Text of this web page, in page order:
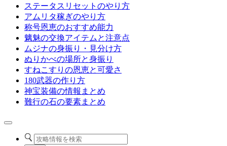
ステータスリセットのやり方
アムリタ稼ぎのやり方
称号恩恵のおすすめ能力
魑魅の交換アイテムと注意点
ムジナの身振り・見分け方
ぬりかべの場所と身振り
すねこすりの恩恵と可愛さ
180武器の作り方
神宝装備の情報まとめ
難行の石の要素まとめ